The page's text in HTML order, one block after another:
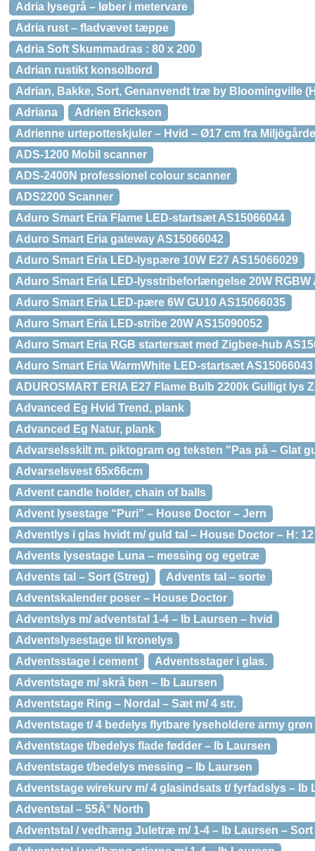
Adria lysegrå – løber i metervare
Adria rust – fladvævet tæppe
Adria Soft Skummadras : 80 x 200
Adrian rustikt konsolbord
Adrian, Bakke, Sort, Genanvendt træ by Bloomingville
Adriana
Adrien Brickson
Adrienne urtepotteskjuler – Hvid – Ø17 cm fra
ADS-1200 Mobil scanner
ADS-2400N professionel colour scanner
ADS2200 Scanner
Aduro Smart Eria Flame LED-startsæt AS15066044
Aduro Smart Eria gateway AS15066042
Aduro Smart Eria LED-lyspære 10W E27 AS15066029
Aduro Smart Eria LED-lysstribeforlængelse 20W RGBW
Aduro Smart Eria LED-pære 6W GU10 AS15066035
Aduro Smart Eria LED-stribe 20W AS15090052
Aduro Smart Eria RGB startersæt med Zigbee-hub
Aduro Smart Eria WarmWhite LED-startsæt AS15066043
ADUROSMART ERIA E27 Flame Bulb 2200k Gulligt lys
Advanced Eg Hvid Trend, plank
Advanced Eg Natur, plank
Advarselsskilt m. piktogram og teksten "Pas på – Glat
Advarselsvest 65x66cm
Advent candle holder, chain of balls
Advent lysestage “Puri” – House Doctor – Jern
Adventlys i glas hvidt m/ guld tal – House Doctor – H:
Advents lysestage Luna – messing og egetræ
Advents tal – Sort (Streg)
Advents tal – sorte
Adventskalender poser – House Doctor
Adventslys m/ adventstal 1-4 – Ib Laursen – hvid
Adventslysestage til kronelys
Adventsstage i cement
Adventsstager i glas.
Adventstage m/ skrå ben – Ib Laursen
Adventstage Ring – Nordal – Sæt m/ 4 str.
Adventstage t/ 4 bedelys flytbare lyseholdere army
Adventstage t/bedelys flade fødder – Ib Laursen
Adventstage t/bedelys messing – Ib Laursen
Adventstage wirekurv m/ 4 glasindsats t/ fyrfadslys – Ib
Adventstal – 55Â° North
Adventstal / vedhæng Juletræ m/ 1-4 – Ib Laursen – Sort